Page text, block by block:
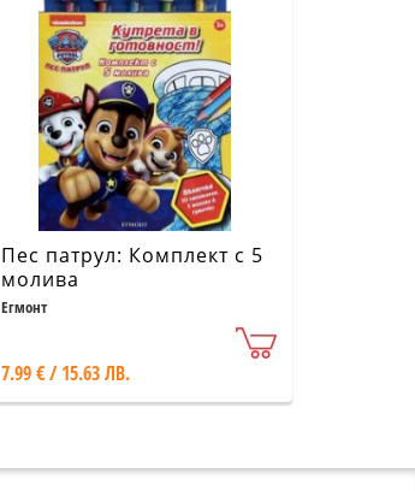
Пес патрул: Комплект с 5
молива
Егмонт
7.99 € / 15.63 ЛВ.